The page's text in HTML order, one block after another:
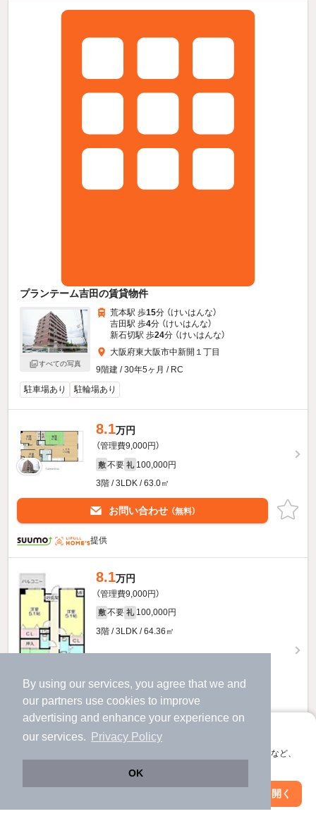
By using our services, you agree that we and
our partners use cookies to improve
advertising and enhance your experience on
our services.
Privacy Policy
OK
アプリに切り替えて、サクサクお部屋探し
会員登録なしですぐ使える。マップ検索やお気に入り保存など、
アプリを開く
プランテーム吉田の賃貸物件
すべての写真
荒本駅 歩15分 （けいはんな）
吉田駅 歩4分 （けいはんな）
新石切駅 歩24分 （けいはんな）
大阪府東大阪市中新開１丁目
9階建 / 30年5ヶ月 / RC
駐車場あり
駐輪場あり
8.1万円
（管理費9,000円）
敷 不要 礼 100,000円
3階 / 3LDK / 63.0㎡
お問い合わせ （無料）
提供
8.1万円
（管理費9,000円）
敷 不要 礼 100,000円
3階 / 3LDK / 64.36㎡
絞り込み条件を変更